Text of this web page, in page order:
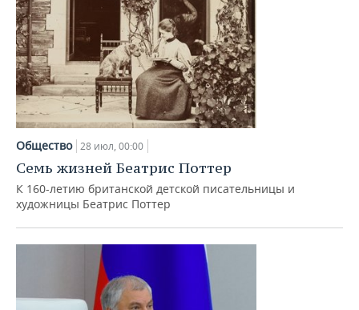
Общество 28 июл, 00:00
Семь жизней Беатрис Поттер
К 160-летию британской детской писательницы и
художницы Беатрис Поттер